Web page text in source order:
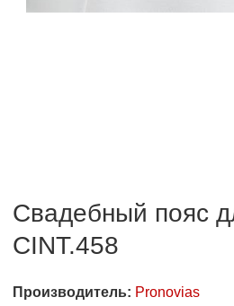
Свадебный пояс
CINT.458
Производитель: Pronovias